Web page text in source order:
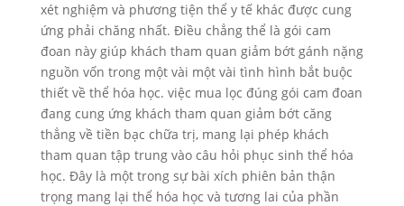
xét nghiệm và phương tiện thể y tế khác được cung
ứng phải chăng nhất. Điều chẳng thể là gói cam
đoan này giúp khách tham quan giảm bớt gánh nặng
nguồn vốn trong một vài một vài tình hình bắt buộc
thiết về thể hóa học. việc mua lọc đúng gói cam đoan
đang cung ứng khách tham quan giảm bớt căng
thẳng về tiền bạc chữa trị, mang lại phép khách
tham quan tập trung vào câu hỏi phục sinh thể hóa
học. Đây là một trong sự bài xích phiên bản thận
trọng mang lại thể hóa học và tương lai của phần